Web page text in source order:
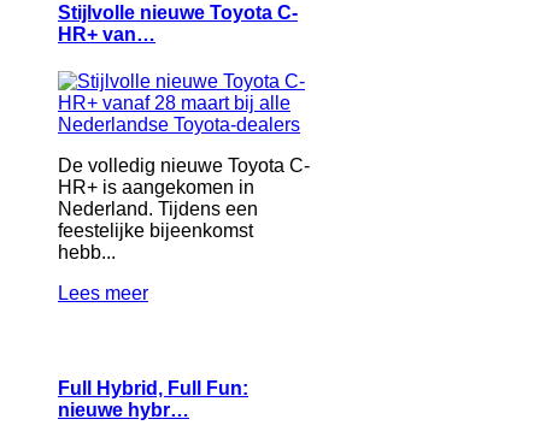
Stijlvolle nieuwe Toyota C-
HR+ van…
De volledig nieuwe Toyota C-
HR+ is aangekomen in
Nederland. Tijdens een
feestelijke bijeenkomst
hebb...
Lees meer
Full Hybrid, Full Fun:
nieuwe hybr…